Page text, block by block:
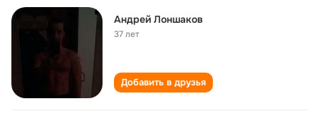
Андрей Лоншаков
37 лет
Добавить в друзья